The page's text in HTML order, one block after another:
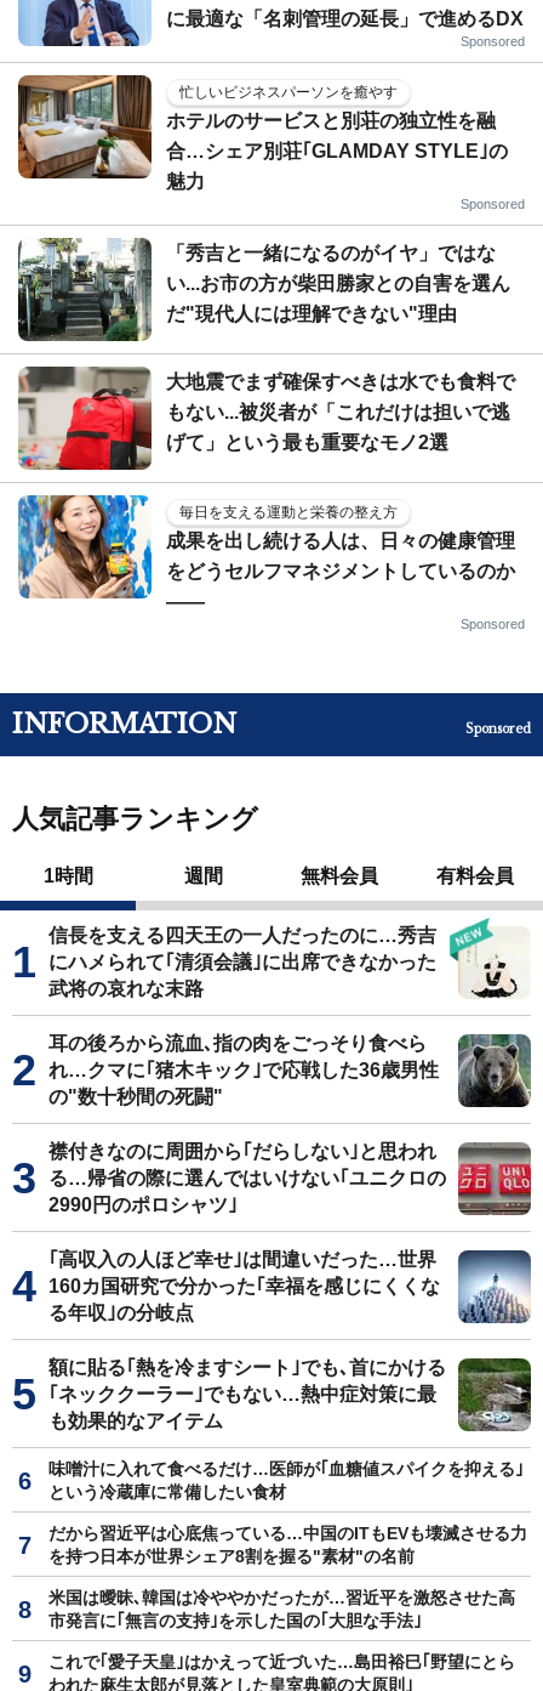
に最適な「名刺管理の延長」で進めるDX
Sponsored
忙しいビジネスパーソンを癒やす
ホテルのサービスと別荘の独立性を融
合…シェア別荘｢GLAMDAY STYLE｣の
魅力
Sponsored
「秀吉と一緒になるのがイヤ」ではな
い...お市の方が柴田勝家との自害を選ん
だ"現代人には理解できない"理由
大地震でまず確保すべきは水でも食料で
もない...被災者が「これだけは担いで逃
げて」という最も重要なモノ2選
毎日を支える運動と栄養の整え方
成果を出し続ける人は、日々の健康管理
をどうセルフマネジメントしているのか
——
Sponsored
INFORMATION Sponsored
人気記事ランキング
1時間 週間 無料会員 有料会員
信長を支える四天王の一人だったのに…秀吉
にハメられて｢清須会議｣に出席できなかった
武将の哀れな末路
耳の後ろから流血､指の肉をごっそり食べら
れ…クマに｢猪木キック｣で応戦した36歳男性
の"数十秒間の死闘"
襟付きなのに周囲から｢だらしない｣と思われ
る…帰省の際に選んではいけない｢ユニクロの
2990円のポロシャツ｣
｢高収入の人ほど幸せ｣は間違いだった…世界
160カ国研究で分かった｢幸福を感じにくくな
る年収｣の分岐点
額に貼る｢熱を冷ますシート｣でも､首にかける
｢ネッククーラー｣でもない…熱中症対策に最
も効果的なアイテム
味噌汁に入れて食べるだけ…医師が｢血糖値スパイクを抑える｣
という冷蔵庫に常備したい食材
だから習近平は心底焦っている…中国のITもEVも壊滅させる力
を持つ日本が世界シェア8割を握る"素材"の名前
米国は曖昧､韓国は冷ややかだったが…習近平を激怒させた高
市発言に｢無言の支持｣を示した国の｢大胆な手法｣
これで｢愛子天皇｣はかえって近づいた…島田裕巳｢野望にとら
われた麻生太郎が見落とした皇室典範の大原則｣